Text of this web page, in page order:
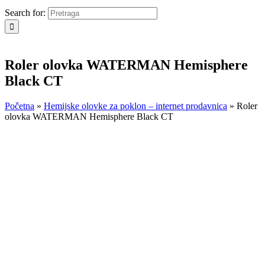
Search for:
Roler olovka WATERMAN Hemisphere
Black CT
Početna » Hemijske olovke za poklon – internet prodavnica » Roler
olovka WATERMAN Hemisphere Black CT